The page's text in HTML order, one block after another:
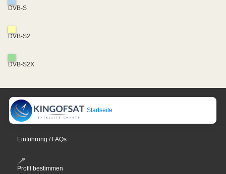
DVB-S
DVB-S2
DVB-S2X
Startseite
Einführung / FAQs
Profil bestimmen